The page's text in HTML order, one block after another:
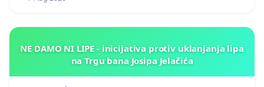
NE DAMO NI LIPE - inicijativa protiv uklanjanja lipa
na Trgu bana Josipa Jelačića